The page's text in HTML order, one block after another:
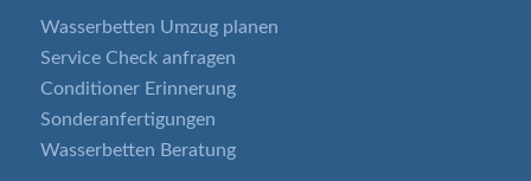
Wasserbetten Umzug planen
Service Check anfragen
Conditioner Erinnerung
Sonderanfertigungen
Wasserbetten Beratung